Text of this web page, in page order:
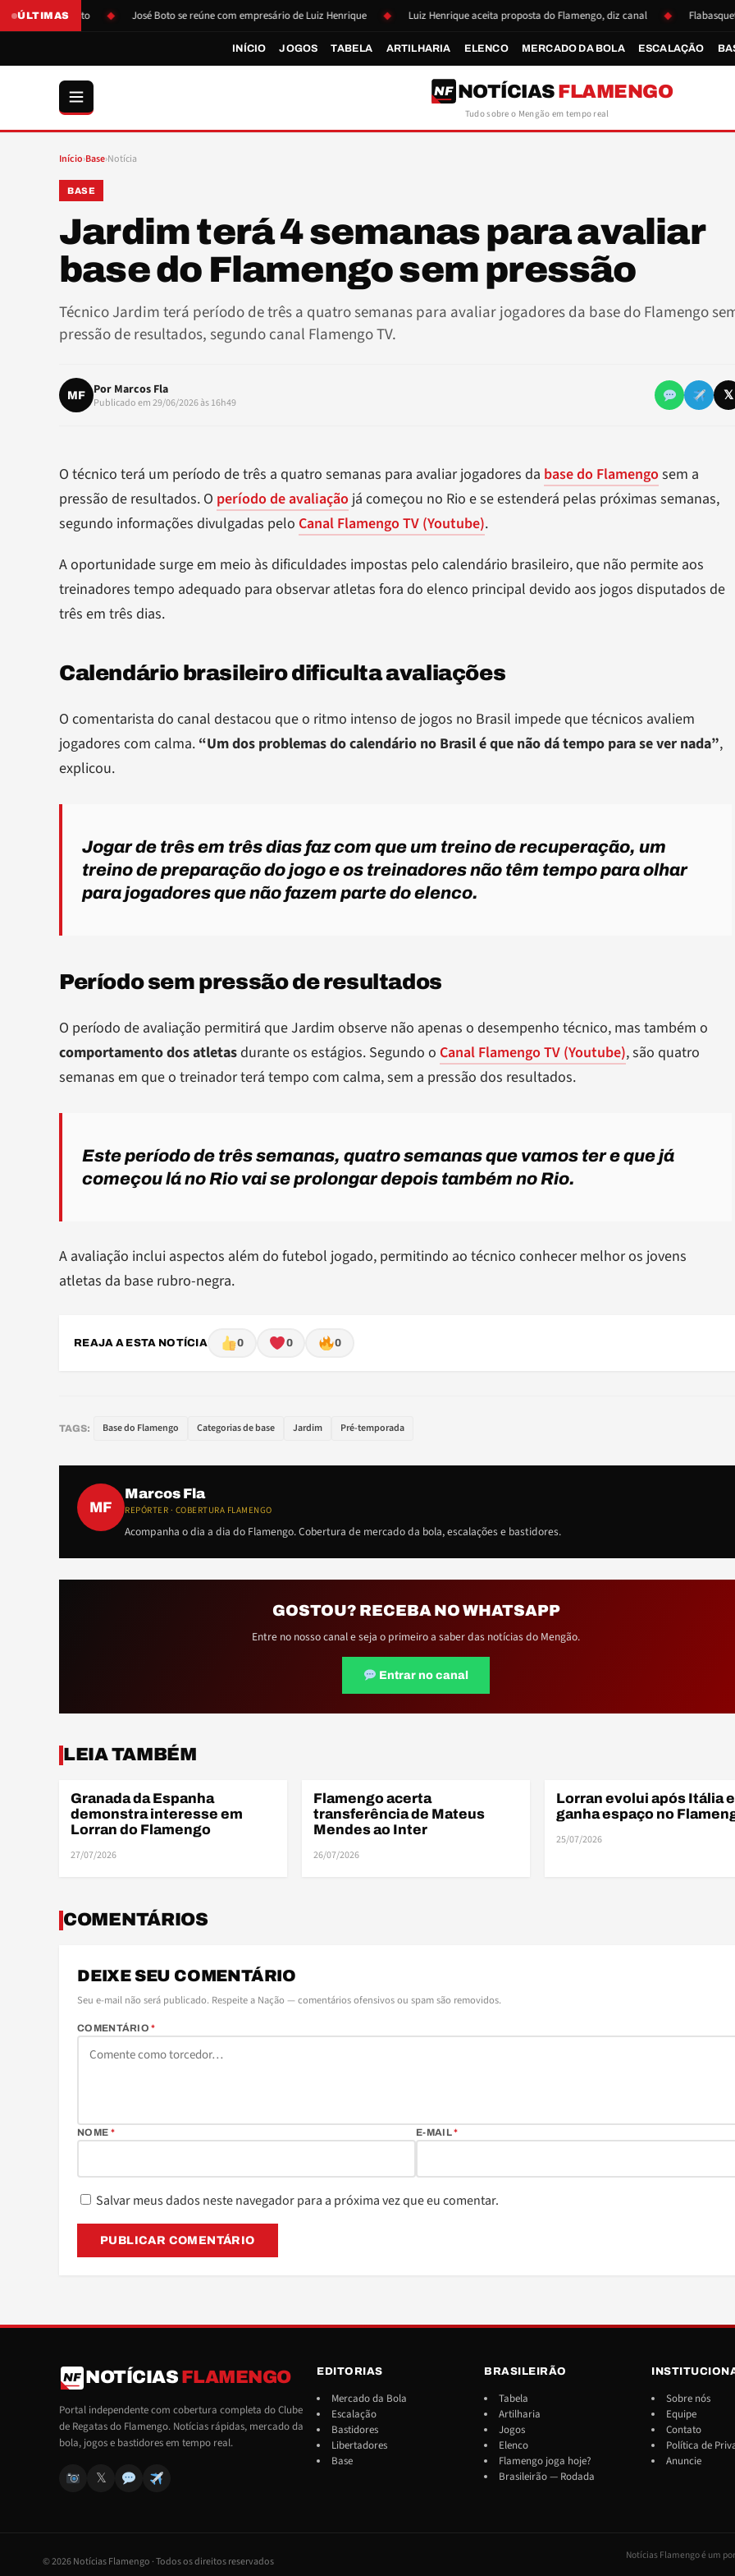
ÚLTIMAS
de Boto José Boto se reúne com empresário de Luiz Henrique Luiz Henrique aceita proposta do Flamengo, diz canal Flabasquete se
INÍCIO JOGOS TABELA ARTILHARIA ELENCO MERCADO DA BOLA ESCALAÇÃO
NF NOTÍCIAS FLAMENGO
Tudo sobre o Mengão em tempo real
Início›Base›Notícia
BASE
Jardim terá 4 semanas para avaliar
base do Flamengo sem pressão
Técnico Jardim terá período de três a quatro semanas para avaliar jogadores da base do Flamengo
pressão de resultados, segundo canal Flamengo TV.
MF Por Marcos Fla
Publicado em 29/06/2026 às 16h49
𝕏
O técnico terá um período de três a quatro semanas para avaliar jogadores da base do Flamengosem a
pressão de resultados. O período de avaliação já começou no Rio e se estenderá pelas próximas semanas,
segundo informações divulgadas pelo Canal Flamengo TV (Youtube).
A oportunidade surge em meio às dificuldades impostas pelo calendário brasileiro, que não permite aos
treinadores tempo adequado para observar atletas fora do elenco principal devido aos jogos disputados de
três em três dias.
Calendário brasileiro dificulta avaliações
O comentarista do canal destacou que o ritmo intenso de jogos no Brasil impede que técnicos avaliem
jogadores com calma. “Um dos problemas do calendário no Brasil é que não dá tempo para se ver nada”,
explicou.
Jogar de três em três dias faz com que um treino de recuperação, um
treino de preparação do jogo e os treinadores não têm tempo para olhar
para jogadores que não fazem parte do elenco.
Período sem pressão de resultados
O período de avaliação permitirá que Jardim observe não apenas o desempenho técnico, mas também o
comportamento dos atletas durante os estágios. Segundo o Canal Flamengo TV (Youtube), são quatro
semanas em que o treinador terá tempo com calma, sem a pressão dos resultados.
Este período de três semanas, quatro semanas que vamos ter e que já
começou lá no Rio vai se prolongar depois também no Rio.
A avaliação inclui aspectos além do futebol jogado, permitindo ao técnico conhecer melhor os jovens
atletas da base rubro-negra.
REAJA A ESTA NOTÍCIA 0 0 0
TAGS: Base do Flamengo Categorias de base Jardim Pré-temporada
MF
Marcos Fla
REPÓRTER · COBERTURA FLAMENGO
Acompanha o dia a dia do Flamengo. Cobertura de mercado da bola, escalações e bastidores.
GOSTOU? RECEBA NO WHATSAPP
Entre no nosso canal e seja o primeiro a saber das notícias do Mengão.
Entrar no canal
LEIA TAMBÉM
BASE
Granada da Espanha
demonstra interesse em
Lorran do Flamengo
27/07/2026
BASE
Flamengo acerta
transferência de Mateus
Mendes ao Inter
26/07/2026
BASE
Lorran evolui após Itália e
ganha espaço no
25/07/2026
COMENTÁRIOS
DEIXE SEU COMENTÁRIO
Seu e-mail não será publicado. Respeite a Nação — comentários ofensivos ou spam são removidos.
COMENTÁRIO*
NOME * E-MAIL*
Salvar meus dados neste navegador para a próxima vez que eu comentar.
NF NOTÍCIAS FLAMENGO
Portal independente com cobertura completa do Clube
de Regatas do Flamengo. Notícias rápidas, mercado da
bola, jogos e bastidores em tempo real.
𝕏
EDITORIAS
Mercado da Bola
Escalação
Bastidores
Libertadores
Base
BRASILEIRÃO
Tabela
Artilharia
Jogos
Elenco
Flamengo joga hoje?
Brasileirão — Rodada
Sobre nós
Equipe
Contato
Política de
Anuncie
© 2026 Notícias Flamengo · Todos os direitos reservados Notícias Flamengo é um